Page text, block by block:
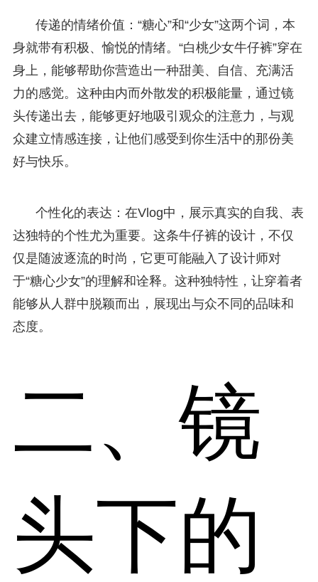
传递的情绪价值：“糖心”和“少女”这两个词，本
身就带有积极、愉悦的情绪。“白桃少女牛仔裤”穿在
身上，能够帮助你营造出一种甜美、自信、充满活
力的感觉。这种由内而外散发的积极能量，通过镜
头传递出去，能够更好地吸引观众的注意力，与观
众建立情感连接，让他们感受到你生活中的那份美
好与快乐。
个性化的表达：在Vlog中，展示真实的自我、表
达独特的个性尤为重要。这条牛仔裤的设计，不仅
仅是随波逐流的时尚，它更可能融入了设计师对
于“糖心少女”的理解和诠释。这种独特性，让穿着者
能够从人群中脱颖而出，展现出与众不同的品味和
态度。
二、镜
头下的